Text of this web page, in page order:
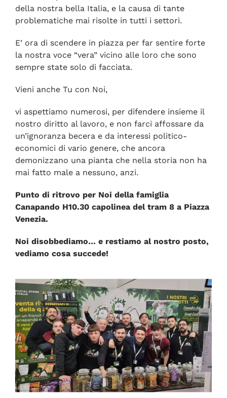
della nostra bella Italia, e la causa di tante
problematiche mai risolte in tutti i settori.
E’ ora di scendere in piazza per far sentire forte
la nostra voce “vera” vicino alle loro che sono
sempre state solo di facciata.
Vieni anche Tu con Noi,
vi aspettiamo numerosi, per difendere insieme il
nostro diritto al lavoro, e non farci affossare da
un’ignoranza becera e da interessi politico-
economici di vario genere, che ancora
demonizzano una pianta che nella storia non ha
mai fatto male a nessuno, anzi.
Punto di ritrovo per Noi della famiglia
Canapando H10.30 capolinea del tram 8 a Piazza
Venezia.
Noi disobbediamo… e restiamo al nostro posto,
vediamo cosa succede!